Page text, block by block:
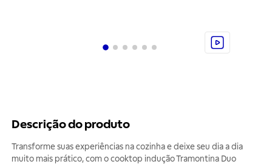
Descrição do produto
Transforme suas experiências na cozinha e deixe seu dia a dia
muito mais prático, com o cooktop indução Tramontina Duo